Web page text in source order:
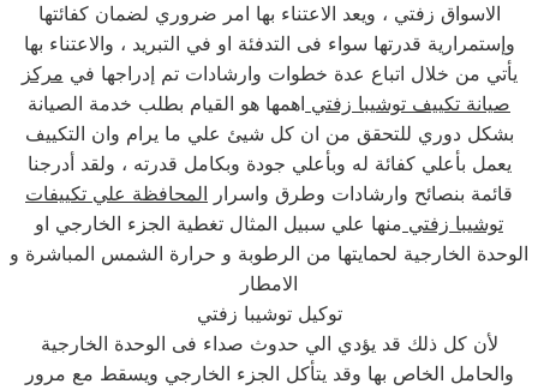
الاسواق زفتي ، ويعد الاعتناء بها امر ضروري لضمان كفائتها
وإستمرارية قدرتها سواء فى التدفئة او في التبريد ، والاعتناء بها
يأتي من خلال اتباع عدة خطوات وارشادات تم إدراجها في مركز
صيانة تكييف توشيبا زفتي اهمها هو القيام بطلب خدمة الصيانة
بشكل دوري للتحقق من ان كل شيئ علي ما يرام وان التكييف
يعمل بأعلي كفائة له وبأعلي جودة وبكامل قدرته ، ولقد أدرجنا
قائمة بنصائح وارشادات وطرق واسرار المحافظة علي تكييفات
توشيبا زفتي منها علي سبيل المثال تغطية الجزء الخارجي او
الوحدة الخارجية لحمايتها من الرطوبة و حرارة الشمس المباشرة و
الامطار
توكيل توشيبا زفتي
لأن كل ذلك قد يؤدي الي حدوث صداء فى الوحدة الخارجية
والحامل الخاص بها وقد يتأكل الجزء الخارجي ويسقط مع مرور